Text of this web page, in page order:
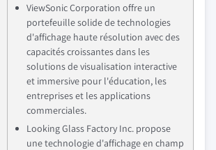
ViewSonic Corporation offre un
portefeuille solide de technologies
d'affichage haute résolution avec des
capacités croissantes dans les
solutions de visualisation interactive
et immersive pour l'éducation, les
entreprises et les applications
commerciales.
Looking Glass Factory Inc. propose
une technologie d'affichage en champ